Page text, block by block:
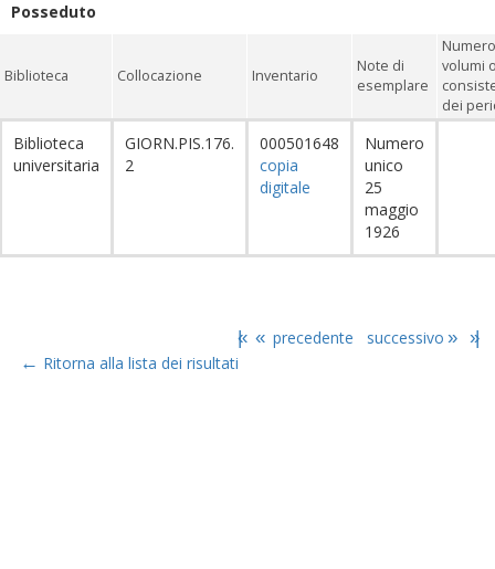
Posseduto
Biblioteca Collocazione Inventario
Note di
esemplare
volumi
dei
Biblioteca
universitaria
GIORN.PIS.176.
2
000501648
copia
digitale
Numero
unico
25
maggio
1926
|« « precedente successivo » »|
← Ritorna alla lista dei risultati